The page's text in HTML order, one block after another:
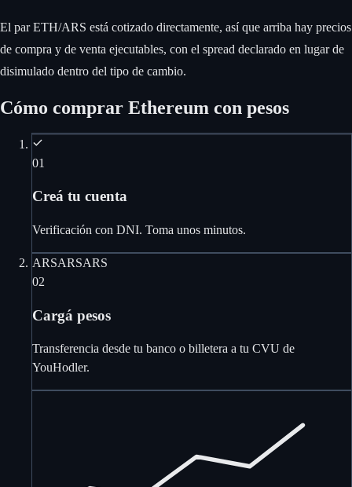
El par ETH/ARS está cotizado directamente, así que arriba hay precios
de compra y de venta ejecutables, con el spread declarado en lugar de
disimulado dentro del tipo de cambio.
Cómo comprar Ethereum con pesos
01
Creá tu cuenta
Verificación con DNI. Toma unos minutos.
ARSARSARS
02
Cargá pesos
Transferencia desde tu banco o billetera a tu CVU de
YouHodler.